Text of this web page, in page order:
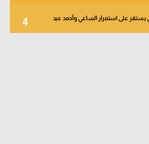
4 يستقر على استمرار الساعي وأحمد عيد